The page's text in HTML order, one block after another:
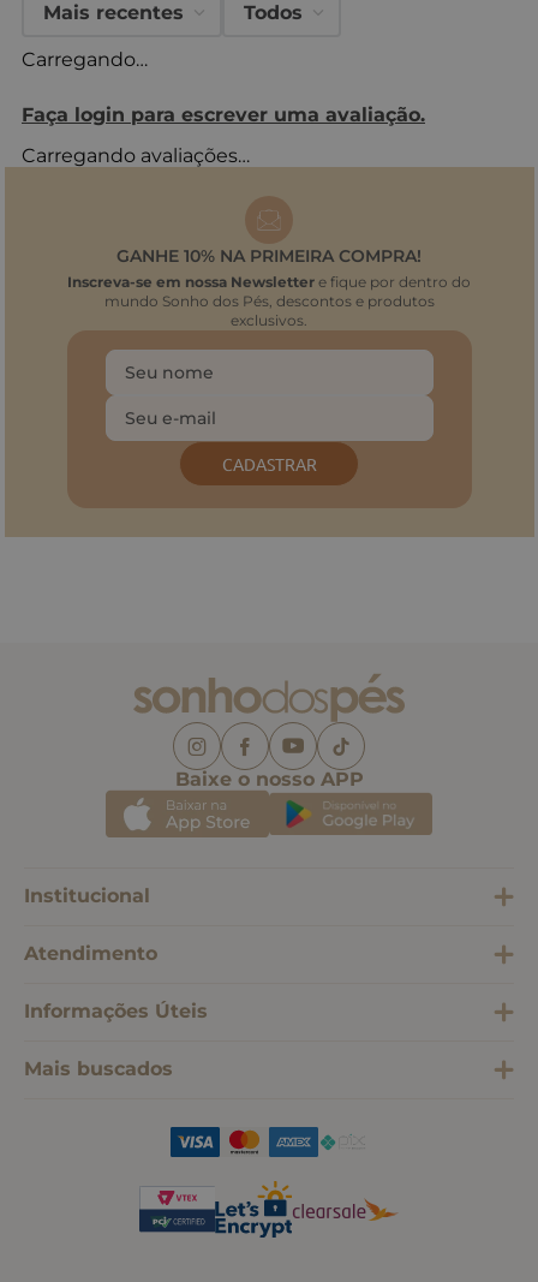
Carregando…
Faça login para escrever uma avaliação.
Mais recentes Todos
Carregando avaliações…
GANHE 10% NA PRIMEIRA COMPRA!
Inscreva-se em nossa Newsletter e fique por dentro do
mundo Sonho dos Pés, descontos e produtos
exclusivos.
CADASTRAR
Baixe o nosso APP
Institucional
Atendimento
Informações Úteis
Mais buscados